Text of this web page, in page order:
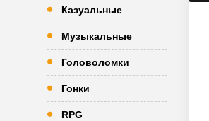
Казуальные
Музыкальные
Головоломки
Гонки
RPG